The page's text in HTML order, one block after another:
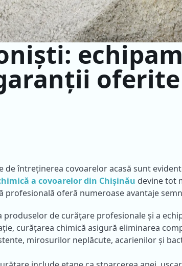
oferite
de întreținerea covoarelor acasă sunt
a covoarelor din Chișinău devine tot
profesională oferă numeroase avantaje
produselor de curățare profesionale și a
curățarea chimică asigură eliminarea
mirosurilor neplăcute, acarienilor și